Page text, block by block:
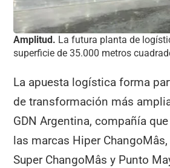
Amplitud. La futura planta de
superficie de 35.000 metros
La apuesta logística forma
de transformación más
GDN Argentina, compañía
las marcas Hiper
Super ChangoMâs y Punto